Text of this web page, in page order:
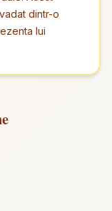
dintr-o
lui